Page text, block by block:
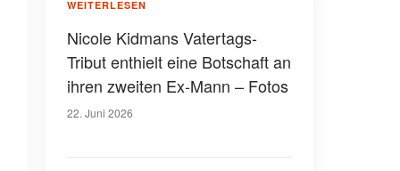
WEITERLESEN
Nicole Kidmans Vatertags-
Tribut enthielt eine Botschaft an
ihren zweiten Ex-Mann – Fotos
22. Juni 2026